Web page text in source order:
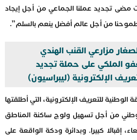
تجديد عملنا الجماعي من أجل إيجاد
من أجل عالم أفضل ينعم بالسلم”.
مزارعي القنب الهندي
الملكي على حملة تجديد
الإلكترونية (ليبراسيون)
للتعريف الإلكترونية، التي أطلقتها
من أجل تسهيل ولوج ساكنة المناطق
إقبالا كبيرا. وبدائرة ودكة الواقعة على